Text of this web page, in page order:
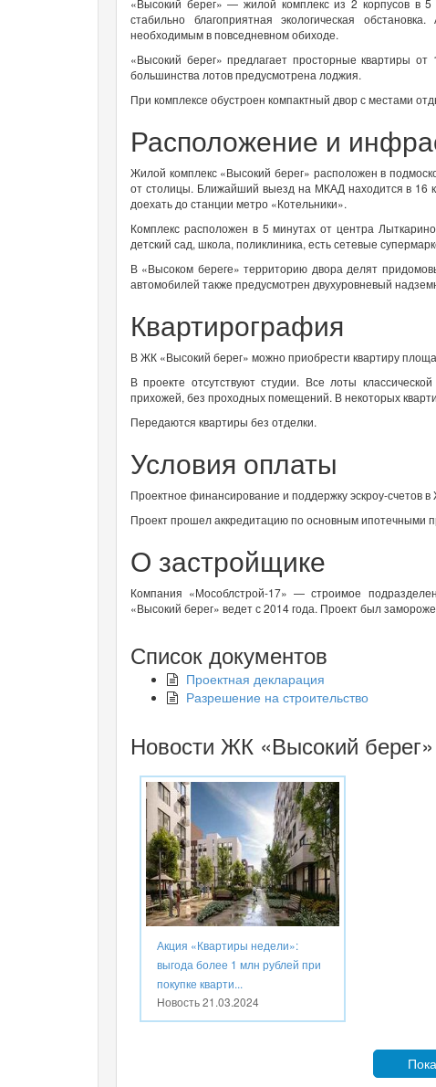
стабильно благоприятная экологическая
необходимым в повседневном обиходе.
«Высокий берег» предлагает просторные квартиры
большинства лотов предусмотрена лоджия.
При комплексе обустроен компактный двор с местами
Расположение и
Жилой комплекс «Высокий берег» расположен в
от столицы. Ближайший выезд на МКАД находится в 16
доехать до станции метро «Котельники».
Комплекс расположен в 5 минутах от центра
детский сад, школа, поликлиника, есть сетевые
В «Высоком береге» территорию двора делят
автомобилей также предусмотрен двухуровневый
Квартирография
В ЖК «Высокий берег» можно приобрести квартиру
В проекте отсутствуют студии. Все лоты
прихожей, без проходных помещений. В некоторых
Передаются квартиры без отделки.
Условия оплаты
Проектное финансирование и поддержку эскроу-счетов
Проект прошел аккредитацию по основным ипотечными
О застройщике
Компания «Мособлстрой-17» — строимое
«Высокий берег» ведет с 2014 года. Проект был
Список документов
Проектная декларация
Разрешение на строительство
Новости ЖК «Высокий берег»
Акция «Квартиры недели»:
выгода более 1 млн рублей при
покупке кварти...
Новость21.03.2024